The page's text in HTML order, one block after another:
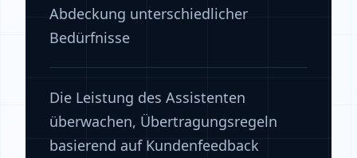
Abdeckung unterschiedlicher
Bedürfnisse
Die Leistung des Assistenten
überwachen, Übertragungsregeln
basierend auf Kundenfeedback